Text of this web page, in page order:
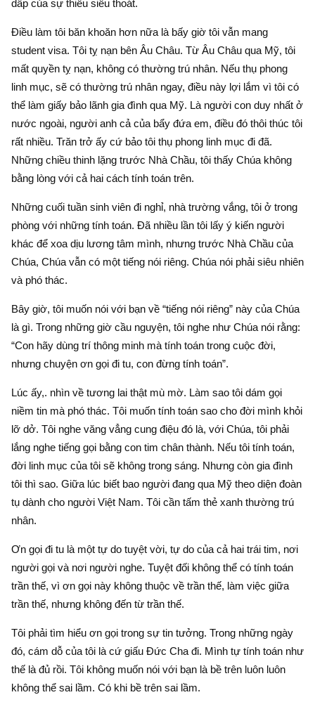
dấp của sự thiếu siêu thoát.
Điều làm tôi băn khoăn hơn nữa là bấy giờ tôi vẫn mang
student visa. Tôi tỵ nạn bên Âu Châu. Từ Âu Châu qua Mỹ, tôi
mất quyền tỵ nạn, không có thường trú nhân. Nếu thụ phong
linh mục, sẽ có thường trú nhân ngay, điều này lợi lắm vì tôi có
thể làm giấy bảo lãnh gia đình qua Mỹ. Là người con duy nhất ở
nước ngoài, người anh cả của bẩy đứa em, điều đó thôi thúc tôi
rất nhiều. Trăn trở ấy cứ bảo tôi thụ phong linh mục đi đã.
Những chiều thinh lặng trước Nhà Chầu, tôi thấy Chúa không
bằng lòng với cả hai cách tính toán trên.
Những cuối tuần sinh viên đi nghỉ, nhà trường vắng, tôi ở trong
phòng với những tính toán. Đã nhiều lần tôi lấy ý kiến người
khác để xoa dịu lương tâm mình, nhưng trước Nhà Chầu của
Chúa, Chúa vẫn có một tiếng nói riêng. Chúa nói phải siêu nhiên
và phó thác.
Bây giờ, tôi muốn nói với bạn về “tiếng nói riêng” này của Chúa
là gì. Trong những giờ cầu nguyện, tôi nghe như Chúa nói rằng:
“Con hãy dùng trí thông minh mà tính toán trong cuộc đời,
nhưng chuyện ơn gọi đi tu, con đừng tính toán”.
Lúc ấy,. nhìn về tương lai thật mù mờ. Làm sao tôi dám gọi
niềm tin mà phó thác. Tôi muốn tính toán sao cho đời mình khỏi
lỡ dở. Tôi nghe văng vẳng cung điệu đó là, với Chúa, tôi phải
lắng nghe tiếng gọi bằng con tim chân thành. Nếu tôi tính toán,
đời linh mục của tôi sẽ không trong sáng. Nhưng còn gia đình
tôi thì sao. Giữa lúc biết bao người đang qua Mỹ theo diện đoàn
tụ dành cho người Việt Nam. Tôi cần tấm thẻ xanh thường trú
nhân.
Ơn gọi đi tu là một tự do tuyệt vời, tự do của cả hai trái tim, nơi
người gọi và nơi người nghe. Tuyệt đối không thể có tính toán
trần thế, vì ơn gọi này không thuộc về trần thế, làm việc giữa
trần thế, nhưng không đến từ trần thế.
Tôi phải tìm hiểu ơn gọi trong sự tin tưởng. Trong những ngày
đó, cám dỗ của tôi là cứ giấu Đức Cha đi. Mình tự tính toán như
thế là đủ rồi. Tôi không muốn nói với bạn là bề trên luôn luôn
không thể sai lầm. Có khi bề trên sai lầm.